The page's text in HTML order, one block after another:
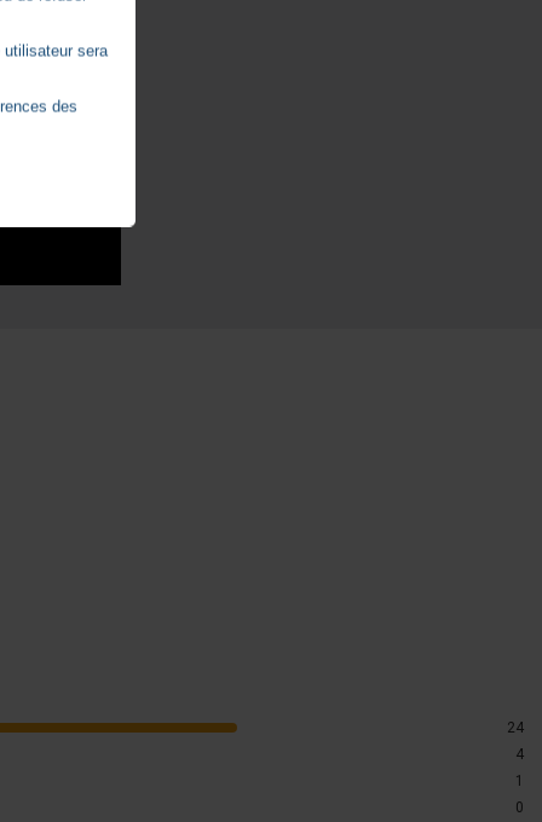
24
4
1
0
sera
des